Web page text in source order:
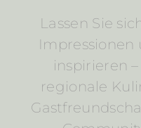
Lassen Sie
Impressionen
inspirieren
regionale